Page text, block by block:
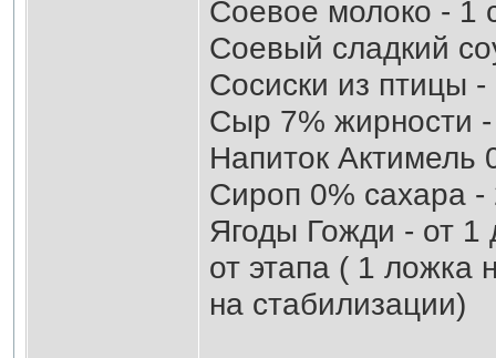
Соевое молоко - 1
Соевый сладкий
Сосиски из птицы
Сыр 7% жирности
Напиток Актимель
Сироп 0% сахара
Ягоды Гожди - от 1
от этапа ( 1 ложка
на стабилизации)